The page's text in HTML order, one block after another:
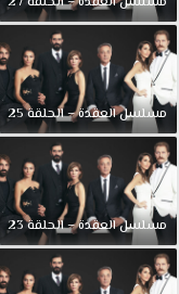
مسلسل العقدة – الحلقة 25
مسلسل العقدة – الحلقة 23